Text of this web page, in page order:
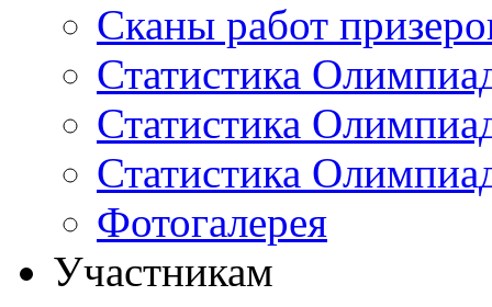
Сканы работ
Статистика
Статистика
Статистика
Фотогалерея
Участникам